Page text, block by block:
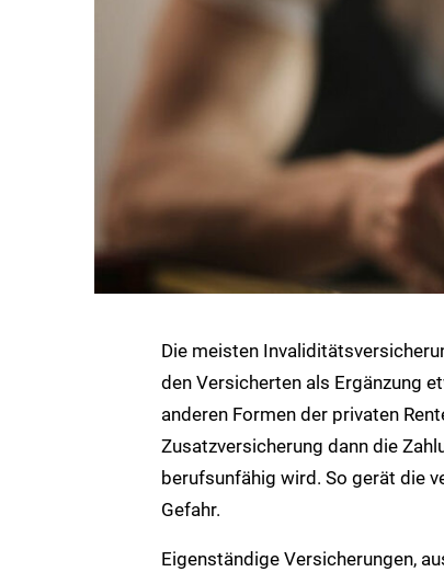
Die meisten
den Versicherten als Ergänzung
anderen Formen der privaten
Zusatzversicherung dann die
berufsunfähig wird. So gerät die
Gefahr.
Eigenständige Versicherungen,